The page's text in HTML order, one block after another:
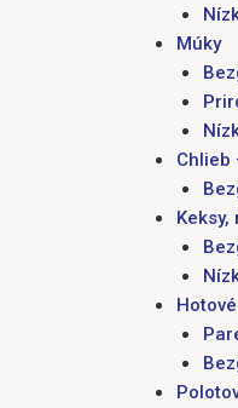
Múky
Chlieb
Keksy,